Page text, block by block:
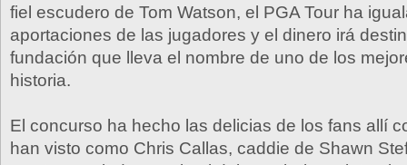
fiel escudero de Tom Watson, el PGA Tour ha
aportaciones de las jugadores y el dinero irá
fundación que lleva el nombre de uno de los
historia.
El concurso ha hecho las delicias de los fans allí
han visto como Chris Callas, caddie de Shawn